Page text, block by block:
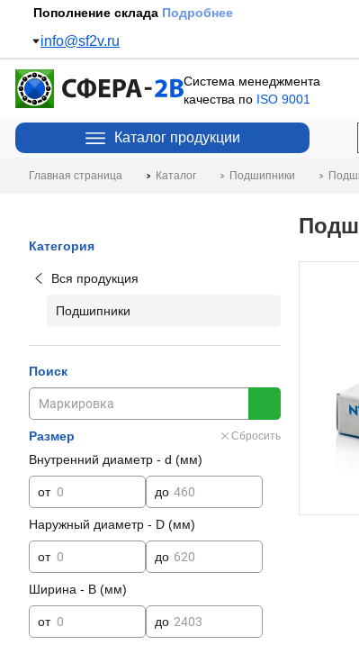
Пополнение склада Подробнее
info@sf2v.ru
Система менеджмента
качества по ISO 9001
Каталог продукции
Главная страница Каталог Подшипники
Категория
Вся продукция
Подшипники
Поиск
Размер Сбросить
Внутренний диаметр - d (мм)
от до
Наружный диаметр - D (мм)
от до
Ширина - B (мм)
от до